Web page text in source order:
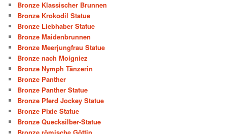
Bronze Klassischer Brunnen
Bronze Krokodil Statue
Bronze Liebhaber Statue
Bronze Maidenbrunnen
Bronze Meerjungfrau Statue
Bronze nach Moigniez
Bronze Nymph Tänzerin
Bronze Panther
Bronze Panther Statue
Bronze Pferd Jockey Statue
Bronze Pixie Statue
Bronze Quecksilber-Statue